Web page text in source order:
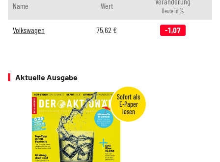
Name Wert
Heute in %
Volkswagen 75,62 € -1,07
Aktuelle Ausgabe